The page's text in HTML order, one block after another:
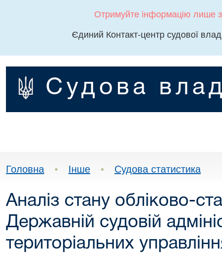
Отримуйте інформацію лише
Єдиний Контакт-центр судової
Судова
Головна • Інше • Судова статистика
Аналіз стану обліково-
Державній судовій
територіальних